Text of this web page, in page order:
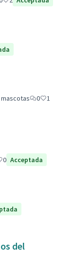
0
1
0 Acceptada
del